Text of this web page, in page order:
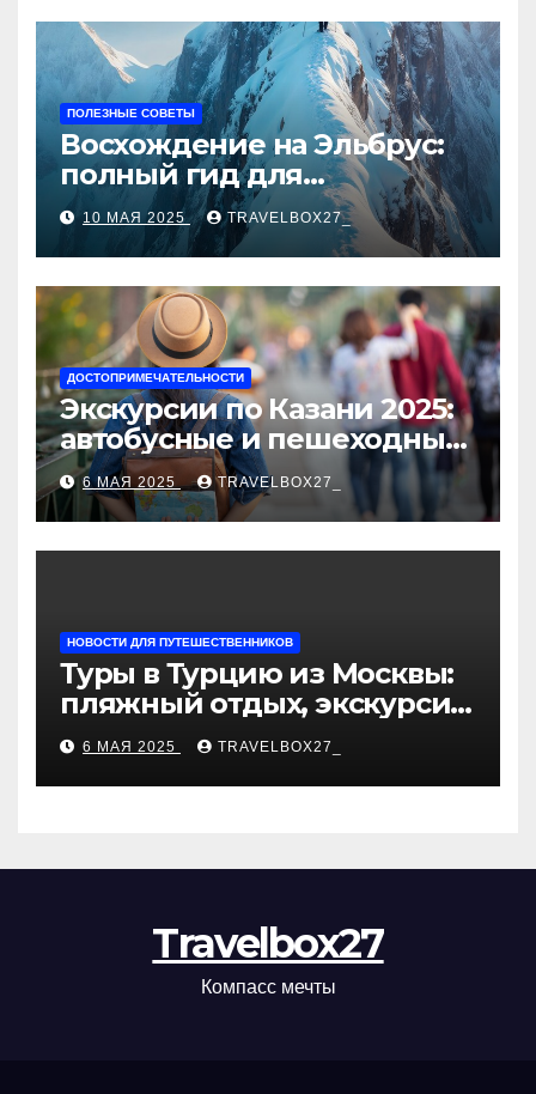
ПОЛЕЗНЫЕ СОВЕТЫ
Восхождение на Эльбрус:
полный гид для
покорителя высочайшей
вершины Европы
10 МАЯ 2025 TRAVELBOX27_
ДОСТОПРИМЕЧАТЕЛЬНОСТИ
Экскурсии по Казани 2025:
автобусные и пешеходные
туры от туроператора
«Казан360»
6 МАЯ 2025 TRAVELBOX27_
НОВОСТИ ДЛЯ ПУТЕШЕСТВЕННИКОВ
Туры в Турцию из Москвы:
пляжный отдых, экскурсии
и лучшие курорты
6 МАЯ 2025 TRAVELBOX27_
Travelbox27
Компасс мечты